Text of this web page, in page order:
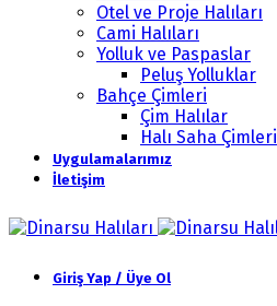
Otel ve Proje Halıları
Cami Halıları
Yolluk ve Paspaslar
Peluş Yolluklar
Bahçe Çimleri
Çim Halılar
Halı Saha Çimleri
Uygulamalarımız
İletişim
Giriş Yap / Üye Ol